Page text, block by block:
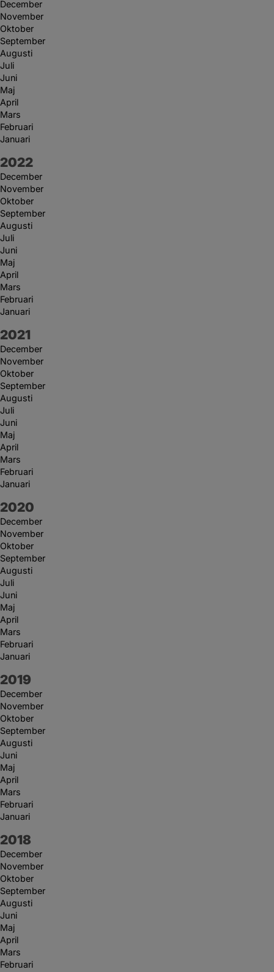
December
November
Oktober
September
Augusti
Juli
Juni
Maj
April
Mars
Februari
Januari
År:
2022
December
November
Oktober
September
Augusti
Juli
Juni
Maj
April
Mars
Februari
Januari
År:
2021
December
November
Oktober
September
Augusti
Juli
Juni
Maj
April
Mars
Februari
Januari
År:
2020
December
November
Oktober
September
Augusti
Juli
Juni
Maj
April
Mars
Februari
Januari
År:
2019
December
November
Oktober
September
Augusti
Juni
Maj
April
Mars
Februari
Januari
År:
2018
December
November
Oktober
September
Augusti
Juni
Maj
April
Mars
Februari